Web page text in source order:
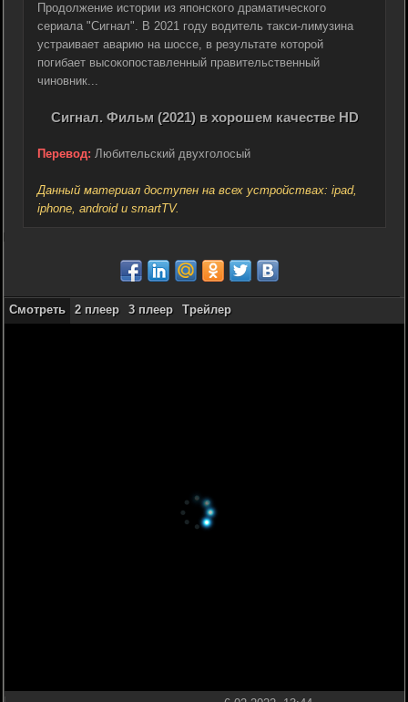
Продолжение истории из японского драматического
сериала "Сигнал". В 2021 году водитель такси-лимузина
устраивает аварию на шоссе, в результате которой
погибает высокопоставленный правительственный
чиновник...
Сигнал. Фильм (2021) в хорошем качестве HD
Перевод: Любительский двухголосый
Данный материал доступен на всех устройствах: ipad,
iphone, android и smartTV.
Смотреть 2 плеер 3 плеер Трейлер